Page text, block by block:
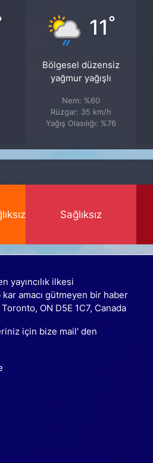
11°
Bölgesel düzensiz
yağmur yağışlı
Nem: %60
Rüzgar: 35 km/h
Yağış Olasılığı: %76
Sağlıksız
yayıncılık ilkesi
amacı gütmeyen bir haber
ON D5E 1C7, Canada
için bize mail' den